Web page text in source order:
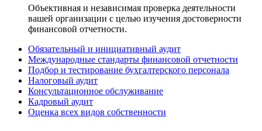
Объективная и независимая проверка деятельности
вашей организации с целью изучения достоверности
финансовой отчетности.
Обязательный и инициативный аудит
Международные стандарты финансовой отчетности
Подбор и тестирование бухгалтерского персонала
Налоговый аудит
Консультационное обслуживание
Кадровый аудит
Оценка всех видов собственности